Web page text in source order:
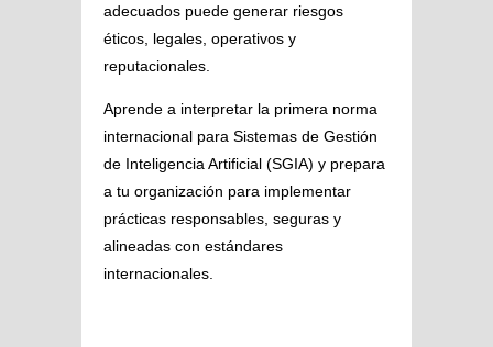
adecuados puede generar riesgos
éticos, legales, operativos y
reputacionales.
Aprende a interpretar la primera norma
internacional para Sistemas de Gestión
de Inteligencia Artificial (SGIA) y prepara
a tu organización para implementar
prácticas responsables, seguras y
alineadas con estándares
internacionales.